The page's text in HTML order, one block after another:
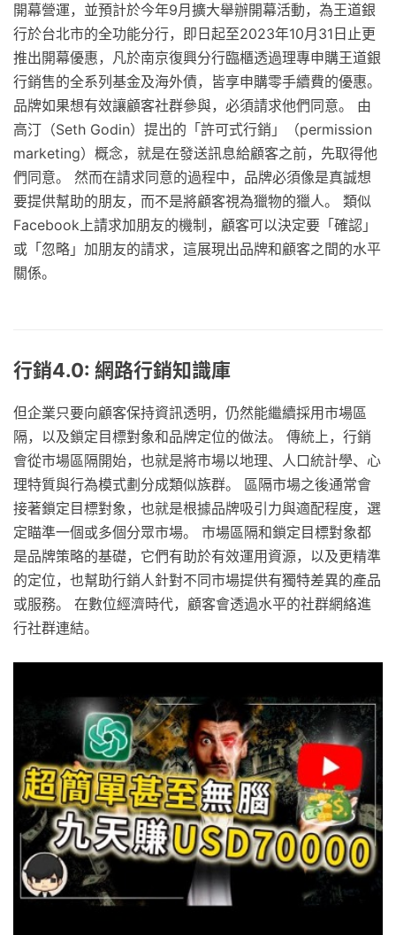
開幕營運，並預計於今年9月擴大舉辦開幕活動，為王道銀
行於台北市的全功能分行，即日起至2023年10月31日止更
推出開幕優惠，凡於南京復興分行臨櫃透過理專申購王道銀
行銷售的全系列基金及海外債，皆享申購零手續費的優惠。
品牌如果想有效讓顧客社群參與，必須請求他們同意。 由
高汀（Seth Godin）提出的「許可式行銷」（permission
marketing）概念，就是在發送訊息給顧客之前，先取得他
們同意。 然而在請求同意的過程中，品牌必須像是真誠想
要提供幫助的朋友，而不是將顧客視為獵物的獵人。 類似
Facebook上請求加朋友的機制，顧客可以決定要「確認」
或「忽略」加朋友的請求，這展現出品牌和顧客之間的水平
關係。
行銷4.0: 網路行銷知識庫
但企業只要向顧客保持資訊透明，仍然能繼續採用市場區
隔，以及鎖定目標對象和品牌定位的做法。 傳統上，行銷
會從市場區隔開始，也就是將市場以地理、人口統計學、心
理特質與行為模式劃分成類似族群。 區隔市場之後通常會
接著鎖定目標對象，也就是根據品牌吸引力與適配程度，選
定瞄準一個或多個分眾市場。 市場區隔和鎖定目標對象都
是品牌策略的基礎，它們有助於有效運用資源，以及更精準
的定位，也幫助行銷人針對不同市場提供有獨特差異的產品
或服務。 在數位經濟時代，顧客會透過水平的社群網絡進
行社群連結。